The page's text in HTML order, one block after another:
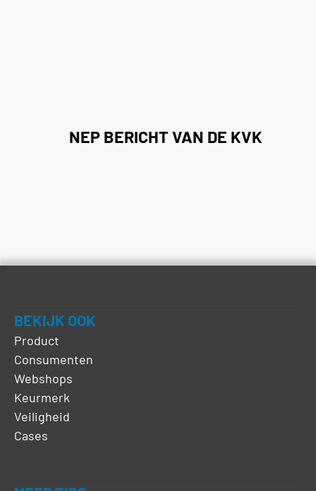
NEP BERICHT VAN DE KVK
BEKIJK OOK
Product
Consumenten
Webshops
Keurmerk
Veiligheid
Cases